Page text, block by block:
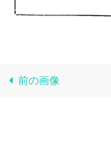
前の画像